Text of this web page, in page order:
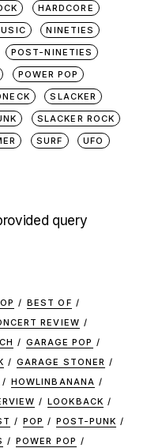
HARDCORE
NINETIES
POST-NINETIES
POWER POP
SLACKER
SLACKER ROCK
SURF UFO
query
BEST OF
REVIEW
GARAGE POP
GARAGE STONER
HOWLINBANANA
LOOKBACK
POP
POST-PUNK
POWER POP